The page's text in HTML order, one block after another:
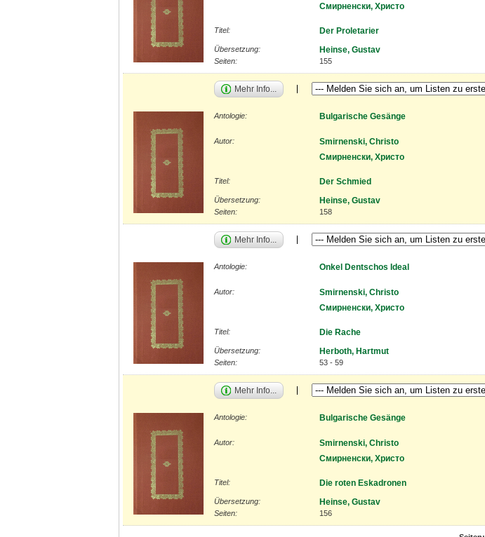
Смирненски, Христо
Titel: Der Proletarier
Übersetzung: Heinse, Gustav
Seiten: 155
Mehr Info...
Antologie: Bulgarische Gesänge
Autor:
Smirnenski, Christo
Смирненски, Христо
Titel: Der Schmied
Übersetzung: Heinse, Gustav
Seiten: 158
Mehr Info...
Antologie: Onkel Dentschos Ideal
Autor:
Smirnenski, Christo
Смирненски, Христо
Titel: Die Rache
Übersetzung: Herboth, Hartmut
Seiten: 53 - 59
Mehr Info...
Antologie: Bulgarische Gesänge
Autor:
Smirnenski, Christo
Смирненски, Христо
Titel: Die roten Eskadronen
Übersetzung: Heinse, Gustav
Seiten: 156